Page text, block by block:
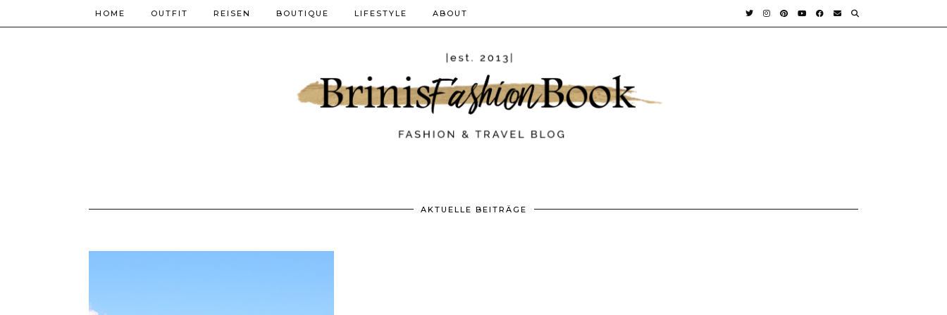
HOME OUTFIT REISEN BOUTIQUE LIFESTYLE ABOUT
AKTUELLE BEITRÄGE